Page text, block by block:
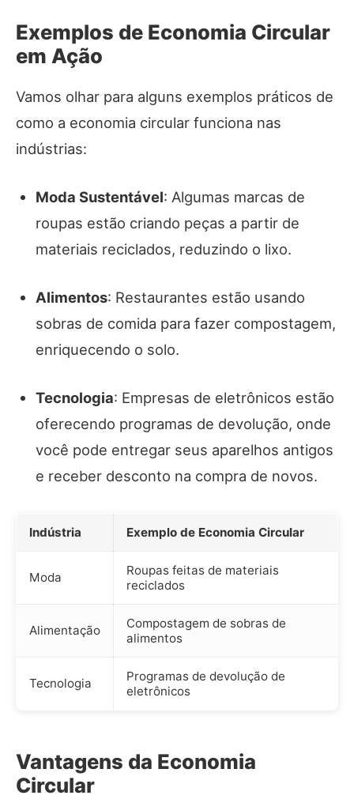
Exemplos de Economia Circular
em Ação
Vamos olhar para alguns exemplos práticos de
como a economia circular funciona nas
indústrias:
Moda Sustentável: Algumas marcas de
roupas estão criando peças a partir de
materiais reciclados, reduzindo o lixo.
Alimentos: Restaurantes estão usando
sobras de comida para fazer compostagem,
enriquecendo o solo.
Tecnologia: Empresas de eletrônicos estão
oferecendo programas de devolução, onde
você pode entregar seus aparelhos antigos
e receber desconto na compra de novos.
Indústria Exemplo de Economia Circular
Moda
Roupas feitas de materiais
reciclados
Alimentação
Compostagem de sobras de
alimentos
Tecnologia
Programas de devolução de
eletrônicos
Vantagens da Economia
Circular